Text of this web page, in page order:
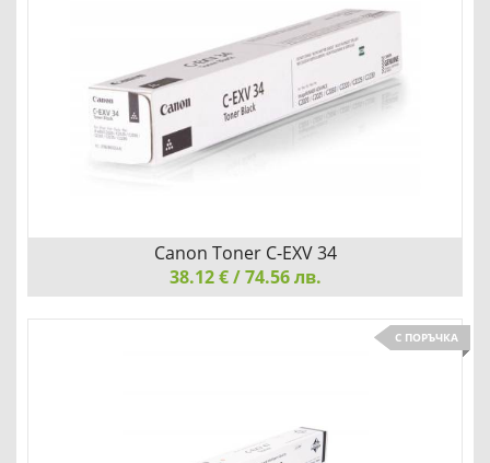
Детайли
Canon Toner C-EXV 34
38.12 € / 74.56 лв.
С ПОРЪЧКА